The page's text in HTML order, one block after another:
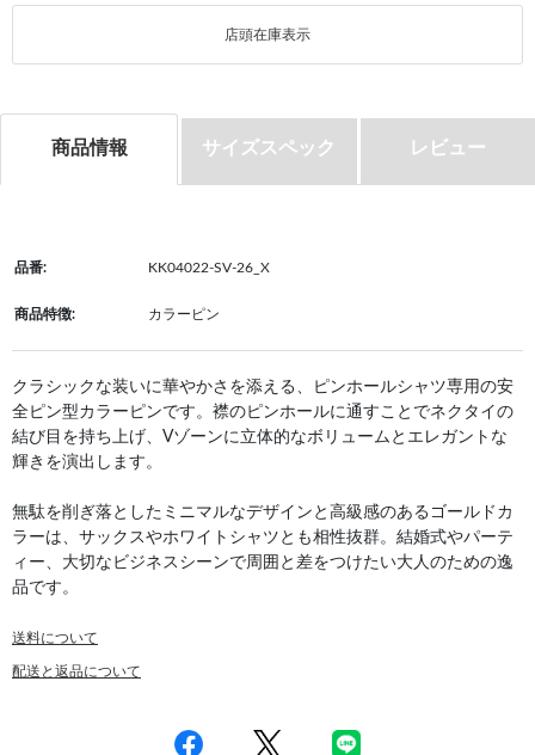
店頭在庫表示
商品情報 サイズスペック レビュー
品番: KK04022-SV-26_X
商品特徴: カラーピン
クラシックな装いに華やかさを添える、ピンホールシャツ専用の安
全ピン型カラーピンです。襟のピンホールに通すことでネクタイの
結び目を持ち上げ、Vゾーンに立体的なボリュームとエレガントな
輝きを演出します。
無駄を削ぎ落としたミニマルなデザインと高級感のあるゴールドカ
ラーは、サックスやホワイトシャツとも相性抜群。結婚式やパーテ
ィー、大切なビジネスシーンで周囲と差をつけたい大人のための逸
品です。
送料について
配送と返品について